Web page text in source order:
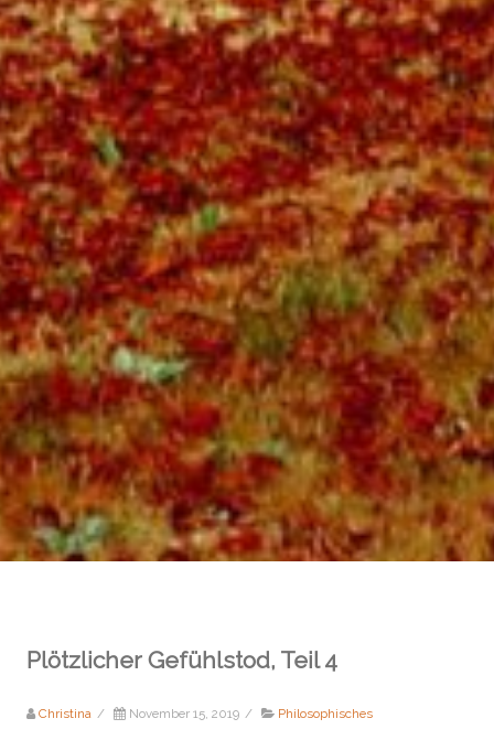
Plötzlicher Gefühlstod, Teil 4
Christina / November 15, 2019 / Philosophisches